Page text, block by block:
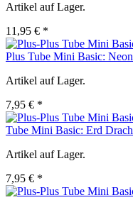
Artikel auf Lager.
11,95 € *
Plus Tube Mini Basic:
Artikel auf Lager.
7,95 € *
Tube Mini Basic: Erd
Artikel auf Lager.
7,95 € *